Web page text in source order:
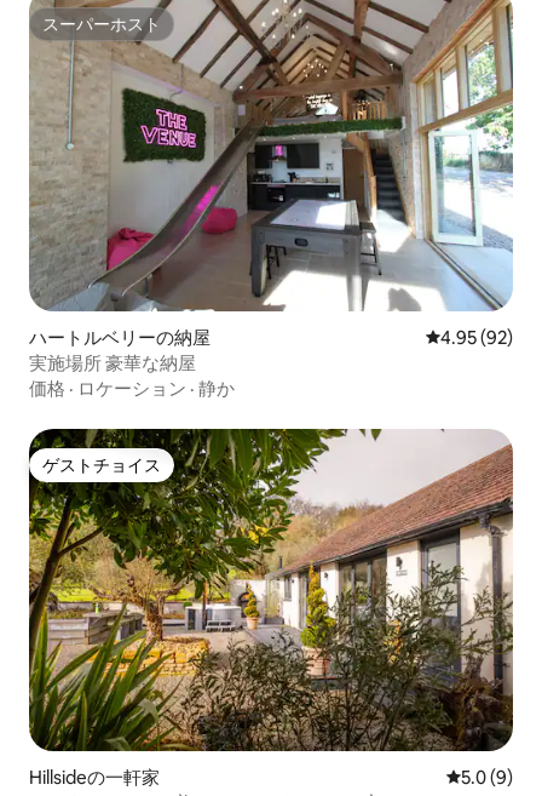
スーパーホスト
スーパーホスト
ハートルベリーの納屋 レビュー92
4.95 (92)
実施場所 豪華な納屋
価格 · ロケーション · 静か
ゲストチョイス
ゲストチョイス
Hillsideの一軒家 レビュー9
5.0 (9)